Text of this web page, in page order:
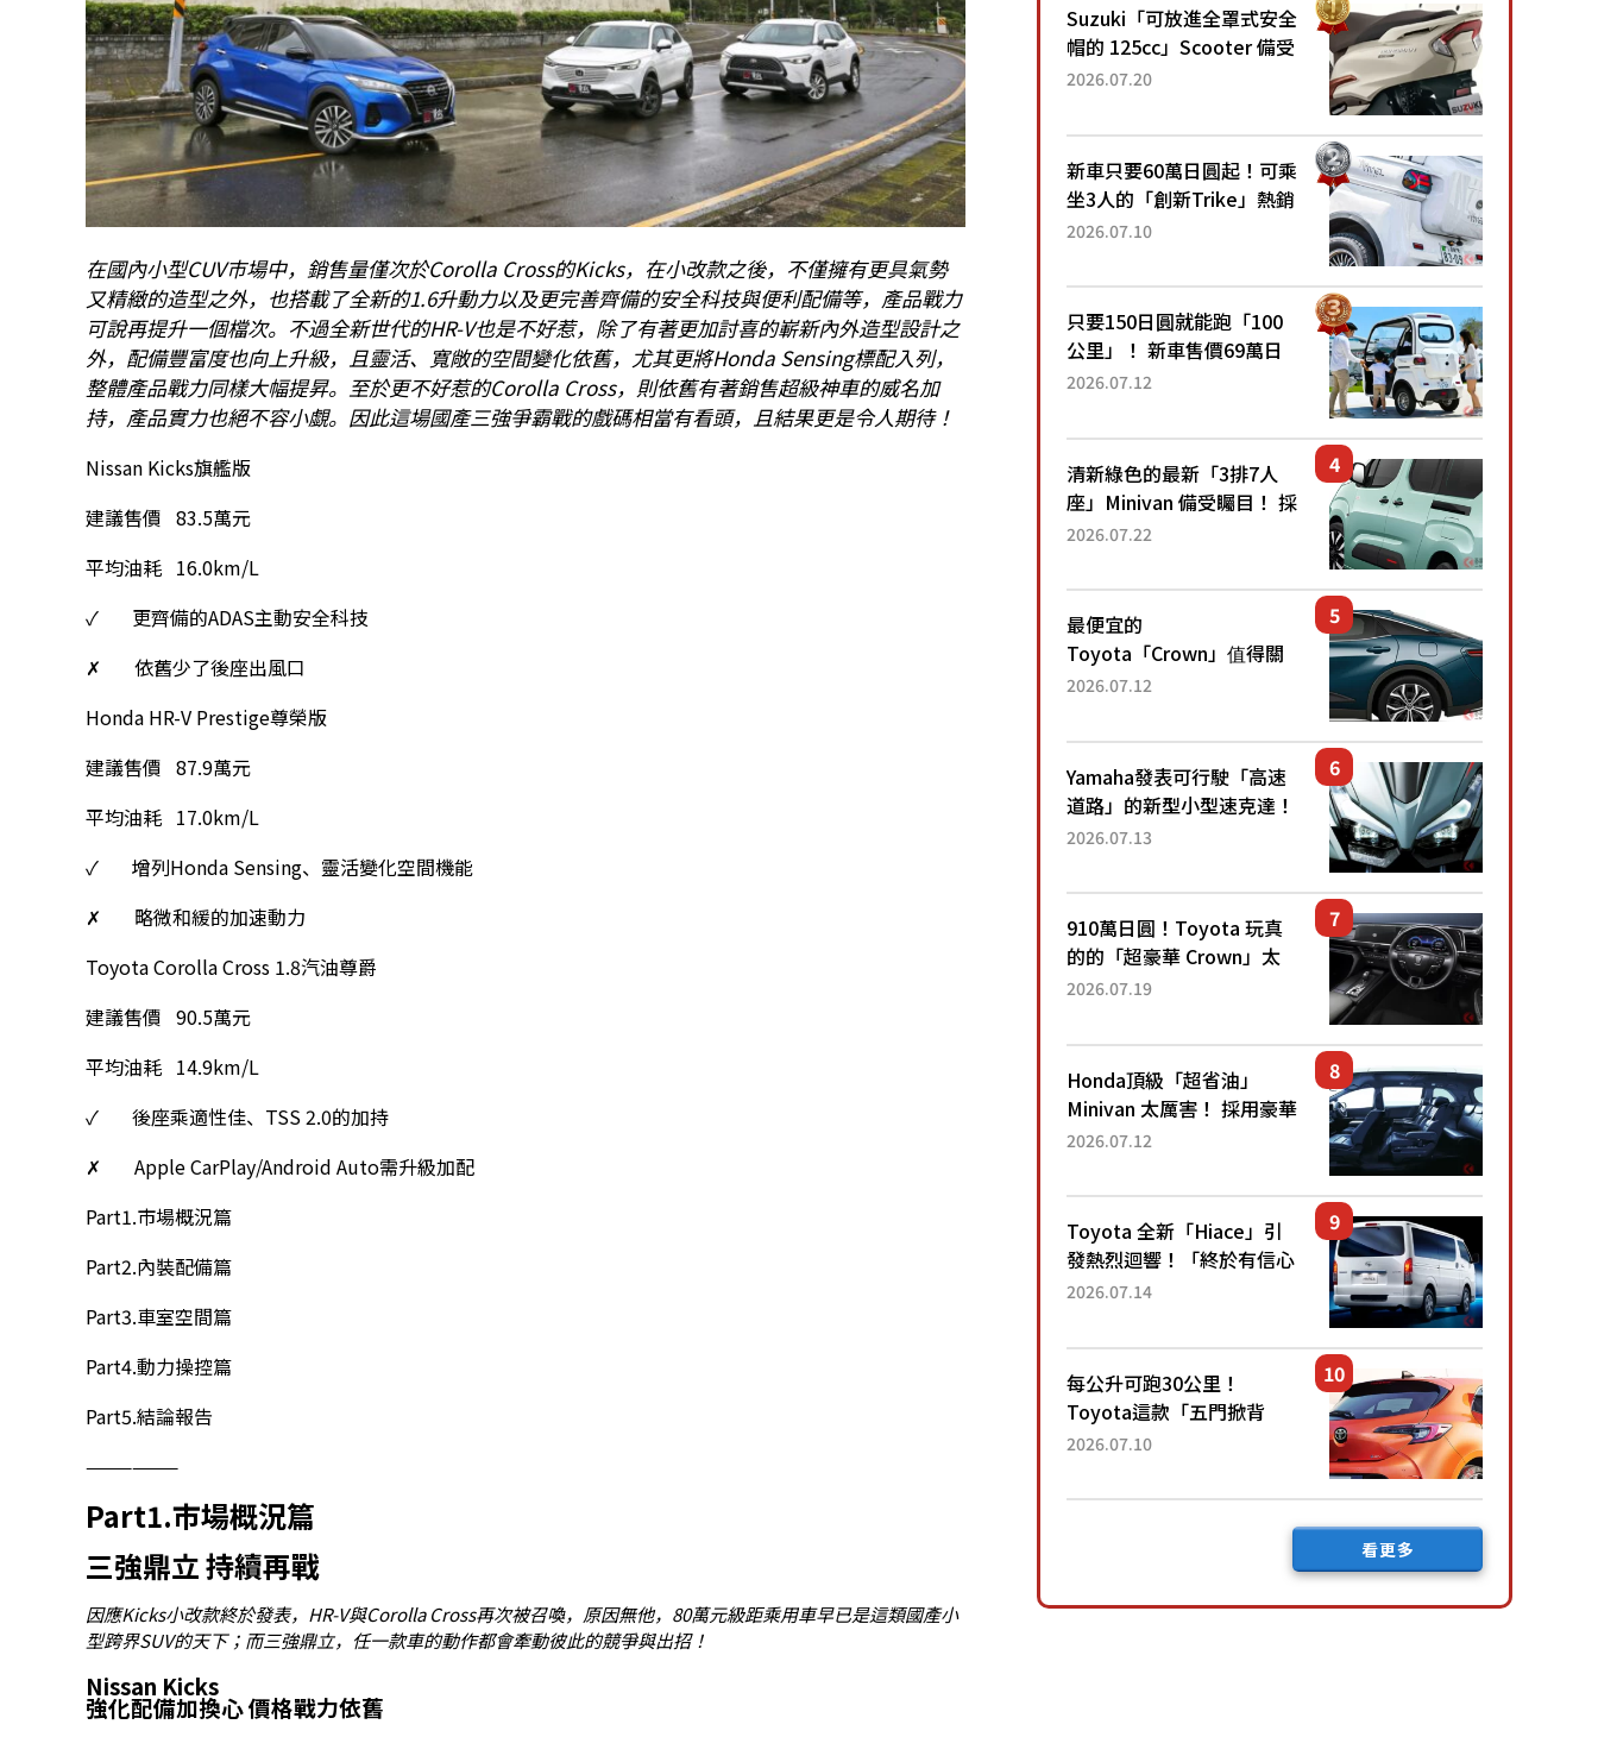
在國內小型CUV市場中，銷售量僅次於Corolla Cross的Kicks，在小改款之後，不僅擁有更具氣勢
又精緻的造型之外，也搭載了全新的1.6升動力以及更完善齊備的安全科技與便利配備等，產品戰力
可說再提升一個檔次。不過全新世代的HR-V也是不好惹，除了有著更加討喜的嶄新內外造型設計之
外，配備豐富度也向上升級，且靈活、寬敞的空間變化依舊，尤其更將Honda Sensing標配入列，
整體產品戰力同樣大幅提昇。至於更不好惹的Corolla Cross，則依舊有著銷售超級神車的威名加
持，產品實力也絕不容小覷。因此這場國產三強爭霸戰的戲碼相當有看頭，且結果更是令人期待！
Nissan Kicks旗艦版
建議售價 83.5萬元
平均油耗 16.0km/L
✓ 更齊備的ADAS主動安全科技
✗ 依舊少了後座出風口
Honda HR-V Prestige尊榮版
建議售價 87.9萬元
平均油耗 17.0km/L
✓ 增列Honda Sensing、靈活變化空間機能
✗ 略微和緩的加速動力
Toyota Corolla Cross 1.8汽油尊爵
建議售價 90.5萬元
平均油耗 14.9km/L
✓ 後座乘適性佳、TSS 2.0的加持
✗ Apple CarPlay/Android Auto需升級加配
Part1.市場概況篇
Part2.內裝配備篇
Part3.車室空間篇
Part4.動力操控篇
Part5.結論報告
——————
Part1.市場概況篇
三強鼎立 持續再戰
因應Kicks小改款終於發表，HR-V與Corolla Cross再次被召喚，原因無他，80萬元級距乘用車早已是這類國產小
型跨界SUV的天下；而三強鼎立，任一款車的動作都會牽動彼此的競爭與出招！
Nissan Kicks
強化配備加換心 價格戰力依舊
Suzuki「可放進全罩式安全
帽的 125cc」Scooter 備受
矚目！採用全新流線設計與
已陸續開始出口的新款
「B...
2026.07.20
新車只要60萬日圓起！可乘
坐3人的「創新Trike」熱銷
大賣成為人氣車款！「養車
日圓就能跑100公里」「小
朋友坐得...
2026.07.10
只要150日圓就能跑「100
公里」！ 新車售價69萬日
圓的「3人座」Trike大受歡
為何能迅速熱賣？
2026.07.12
清新綠色的最新「3排7人
座」Minivan 備受矚目！ 採
用全長4.7公尺剛剛好的車
還推出467萬元日圓起的5
人座版...
2026.07.22
最便宜的
Toyota「Crown」值得關
注！ 搭載4WD、每公升
眼！ 配備豐富、超越售價
水準，堪稱高CP值代表的
「...
2026.07.12
Yamaha發表可行駛「高速
道路」的新型小型速克達！
搭載能享受超強勁「渦輪
高階「Super Sport」車款
相同的...
2026.07.13
910萬日圓！Toyota 玩真
的的「超豪華 Crown」太
厲害了！採用由「匠人技
運動化「底盤設定」！還配
備專屬豪華...
2026.07.19
Honda頂級「超省油」
Minivan 太厲害！ 採用豪華
「真皮座椅」與專屬「黑色
公里，兼具優異節能表現與
舒適「三...
2026.07.12
Toyota 全新「Hiace」引
發熱烈迴響！「終於有信心
下訂了！」「哪個等級交車
後竟然還要等「超過半年」
才能交車？...
2026.07.14
每公升可跑30公里！
Toyota這款「五門掀背
車」真的很厲害！ 擁有全
尺寸」，配備全面升級！
2026.07.10
看更多